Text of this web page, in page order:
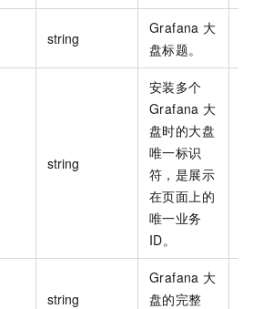
string
Grafana 大
盘标题。
string
安装多个
Grafana 大
盘时的大盘
唯一标识
符，是展示
在页面上的
唯一业务
ID。
string
Grafana 大
盘的完整